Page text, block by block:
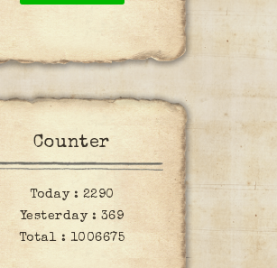
Counter
Today : 2290
Yesterday : 369
Total : 1006675